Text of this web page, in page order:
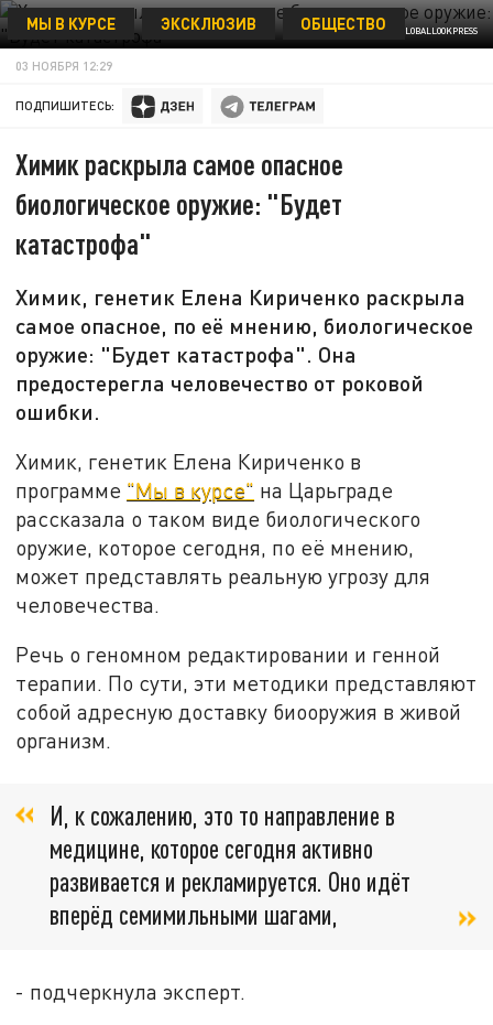
BODO SCHACKOW/GLOBALLOOKPRESS
МЫ В КУРСЕ ЭКСКЛЮЗИВ ОБЩЕСТВО
03 НОЯБРЯ 12:29
ПОДПИШИТЕСЬ:
Химик раскрыла самое опасное
биологическое оружие: "Будет
катастрофа"
Химик, генетик Елена Кириченко раскрыла
самое опасное, по её мнению, биологическое
оружие: "Будет катастрофа". Она
предостерегла человечество от роковой
ошибки.
Химик, генетик Елена Кириченко в
программе "Мы в курсе" на Царьграде
рассказала о таком виде биологического
оружие, которое сегодня, по её мнению,
может представлять реальную угрозу для
человечества.
Речь о геномном редактировании и генной
терапии. По сути, эти методики представляют
собой адресную доставку биооружия в живой
организм.
И, к сожалению, это то направление в
медицине, которое сегодня активно
развивается и рекламируется. Оно идёт
вперёд семимильными шагами,
- подчеркнула эксперт.